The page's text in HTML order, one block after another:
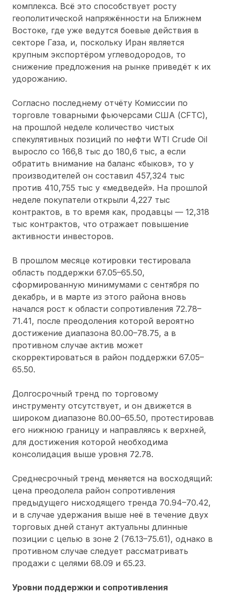
комплекса. Всё это способствует росту
геополитической напряжённости на Ближнем
Востоке, где уже ведутся боевые действия в
секторе Газа, и, поскольку Иран является
крупным экспортёром углеводородов, то
снижение предложения на рынке приведёт к их
удорожанию.
Согласно последнему отчёту Комиссии по
торговле товарными фьючерсами США (CFTC),
на прошлой неделе количество чистых
спекулятивных позиций по нефти WTI Crude Oil
выросло со 166,8 тыс до 180,6 тыс, а если
обратить внимание на баланс «быков», то у
производителей он составил 457,324 тыс
против 410,755 тыс у «медведей». На прошлой
неделе покупатели открыли 4,227 тыс
контрактов, в то время как, продавцы — 12,318
тыс контрактов, что отражает повышение
активности инвесторов.
В прошлом месяце котировки тестировала
область поддержки 67.05–65.50,
сформированную минимумами с сентября по
декабрь, и в марте из этого района вновь
начался рост к области сопротивления 72.78–
71.41, после преодоления которой вероятно
достижение диапазона 80.00–78.75, а в
противном случае актив может
скорректироваться в район поддержки 67.05–
65.50.
Долгосрочный тренд по торговому
инструменту отсутствует, и он движется в
широком диапазоне 80.00–65.50, протестировав
его нижнюю границу и направляясь к верхней,
для достижения которой необходима
консолидация выше уровня 72.78.
Среднесрочный тренд меняется на восходящий:
цена преодолела район сопротивления
предыдущего нисходящего тренда 70.94–70.42,
и в случае удержания выше неё в течение двух
торговых дней станут актуальны длинные
позиции с целью в зоне 2 (76.13–75.61), однако в
противном случае следует рассматривать
продажи с целями 68.09 и 65.23.
Уровни поддержки и сопротивления